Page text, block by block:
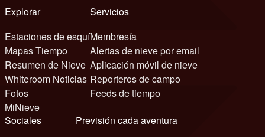
Explorar
Estaciones de esquí
Mapas Tiempo
Resumen de Nieve
Whiteroom Noticias
Fotos
MiNieve
Servicios
Membresía
Alertas de nieve por email
Aplicación móvil de nieve
Reporteros de campo
Feeds de tiempo
Sociales
Previsión cada aventura